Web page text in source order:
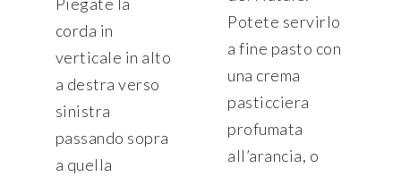
corda in
verticale in alto
a destra verso
sinistra
passando sopra
a quella
Potete servirlo
a fine pasto con
una crema
pasticciera
profumata
all’arancia, o